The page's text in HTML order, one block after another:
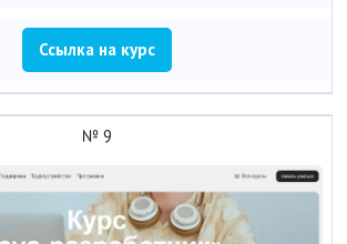
Ссылка на курс
№ 9